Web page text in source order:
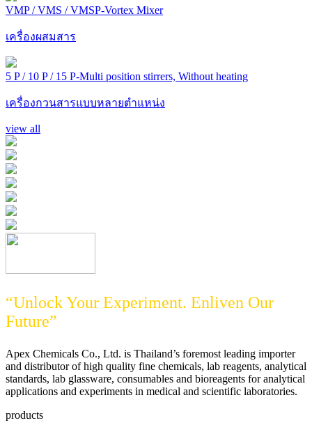
VMP / VMS / VMSP-Vortex Mixer
เครื่องผสมสาร
5 P / 10 P / 15 P-Multi position stirrers, Without heating
เครื่องกวนสารแบบหลายตำแหน่ง
view all
“Unlock Your Experiment. Enliven Our
Future”
Apex Chemicals Co., Ltd. is Thailand’s foremost leading importer
and distributor of high quality fine chemicals, lab reagents, analytical
standards, lab glassware, consumables and bioreagents for analytical
applications and experiments in medical and scientific laboratories.
products